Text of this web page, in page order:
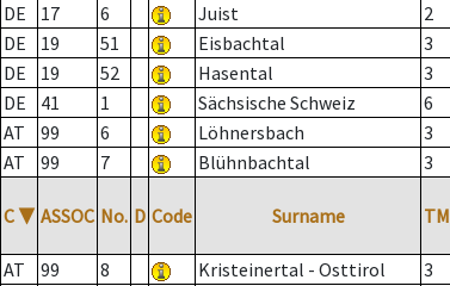
DE 17 6 Juist 2
DE
19 51 Eisbachtal 3
DE
19 52 Hasental 3
DE
41 1 Sächsische Schweiz 6
AT
99 6 Löhnersbach 3
AT
99 7 Blühnbachtal 3
C ▼ ASSOC No. D Code Surname TM
AT
99 8 Kristeinertal - Osttirol 3